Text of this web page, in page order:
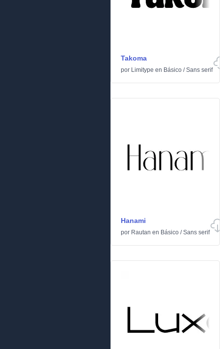
Takoma
por Limitype en Básico /Sans serif
Hanami
por Rautan en Básico /Sans serif